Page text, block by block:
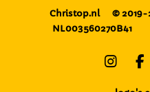
Christop.nl ©
I
F